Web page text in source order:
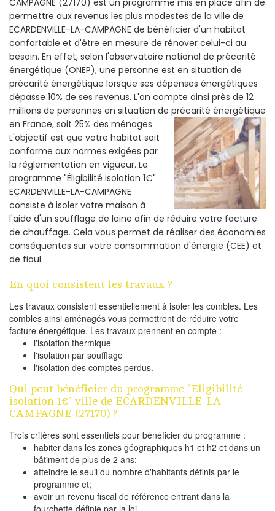
CAMPAGNE (27170) est un programme mis en place afin de
permettre aux revenus les plus modestes de la ville de
ECARDENVILLE-LA-CAMPAGNE de bénéficier d'un habitat
confortable et d'être en mesure de rénover celui-ci au
besoin. En effet, selon l'observatoire national de précarité
énergétique (ONEP), une personne est en situation de
précarité énergétique lorsque ses dépenses énergétiques
dépasse 10% de ses revenus. L'on compte ainsi près de 12
millions de personnes en situation de précarité énergétique
en France, soit 25% des ménages.
L'objectif est que votre habitat soit
conforme aux normes exigées par
la réglementation en vigueur. Le
programme "Éligibilité isolation 1€"
ECARDENVILLE-LA-CAMPAGNE
consiste à isoler votre maison à
l'aide d'un soufflage de laine afin de réduire votre facture
de chauffage. Cela vous permet de réaliser des économies
conséquentes sur votre consommation d'énergie (CEE) et
de fioul.
En quoi consistent les travaux ?
Les travaux consistent essentiellement à isoler les combles. Les
combles ainsi aménagés vous permettront de réduire votre
facture énergétique. Les travaux prennent en compte :
l'isolation thermique
l'isolation par soufflage
l'isolation des comptes perdus.
Qui peut bénéficier du programme "Eligibilité
isolation 1€" ville de ECARDENVILLE-LA-
CAMPAGNE (27170) ?
Trois critères sont essentiels pour bénéficier du programme :
habiter dans les zones géographiques h1 et h2 et dans un
bâtiment de plus de 2 ans;
atteindre le seuil du nombre d'habitants définis par le
programme et;
avoir un revenu fiscal de référence entrant dans la